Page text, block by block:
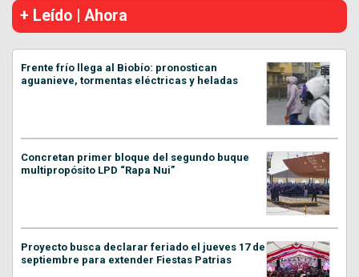
+ Leído | Ahora
Frente frío llega al Biobío: pronostican
aguanieve, tormentas eléctricas y heladas
Concretan primer bloque del segundo buque
multipropósito LPD “Rapa Nui”
Proyecto busca declarar feriado el jueves 17 de
septiembre para extender Fiestas Patrias